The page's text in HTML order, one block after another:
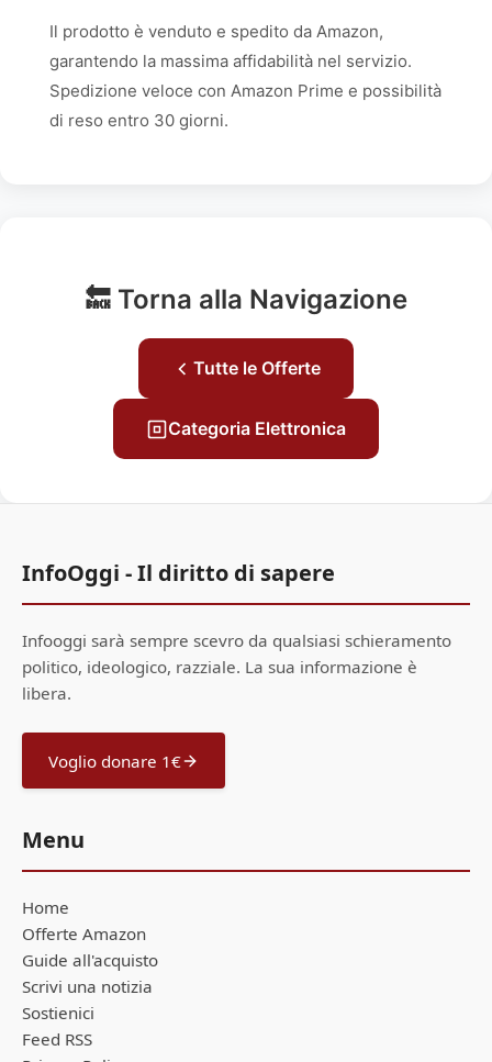
Il prodotto è venduto e spedito da Amazon,
garantendo la massima affidabilità nel servizio.
Spedizione veloce con Amazon Prime e possibilità
di reso entro 30 giorni.
🔙 Torna alla Navigazione
Tutte le Offerte
Categoria Elettronica
InfoOggi - Il diritto di sapere
Infooggi sarà sempre scevro da qualsiasi schieramento
politico, ideologico, razziale. La sua informazione è
libera.
Voglio donare 1€
Menu
Home
Offerte Amazon
Guide all'acquisto
Scrivi una notizia
Sostienici
Feed RSS